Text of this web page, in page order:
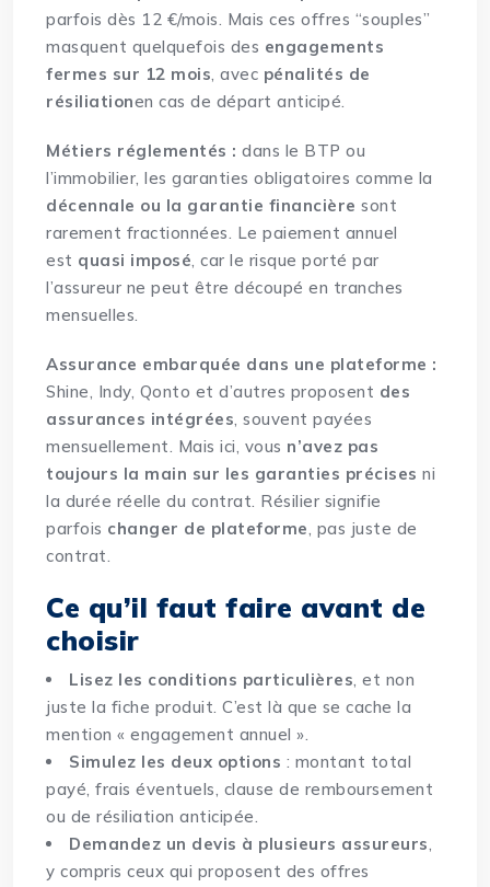
parfois dès 12 €/mois. Mais ces offres “souples”
masquent quelquefois des engagements
fermes sur 12 mois, avec pénalités de
résiliationen cas de départ anticipé.
Métiers réglementés :dans le BTP ou
l’immobilier, les garanties obligatoires comme la
décennale ou la garantie financière sont
rarement fractionnées. Le paiement annuel
est quasi imposé, car le risque porté par
l’assureur ne peut être découpé en tranches
mensuelles.
Assurance embarquée dans une plateforme :
Shine, Indy, Qonto et d’autres proposent des
assurances intégrées, souvent payées
mensuellement. Mais ici, vous n’avez pas
toujours la main sur les garanties précises ni
la durée réelle du contrat. Résilier signifie
parfois changer de plateforme, pas juste de
contrat.
Ce qu’il faut faire avant de
choisir
Lisez les conditions particulières, et non
juste la fiche produit. C’est là que se cache la
mention « engagement annuel ».
Simulez les deux options : montant total
payé, frais éventuels, clause de remboursement
ou de résiliation anticipée.
Demandez un devis à plusieurs assureurs,
y compris ceux qui proposent des offres